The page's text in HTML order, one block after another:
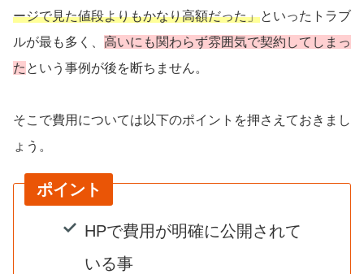
ージで見た値段よりもかなり高額だった」といったトラブ
ルが最も多く、 高いにも関わらず雰囲気で契約してしまっ
た という事例が後を断ちません。
そこで費用については以下のポイントを押さえておきまし
ょう。
ポイント
HPで費用が明確に公開されて
いる事